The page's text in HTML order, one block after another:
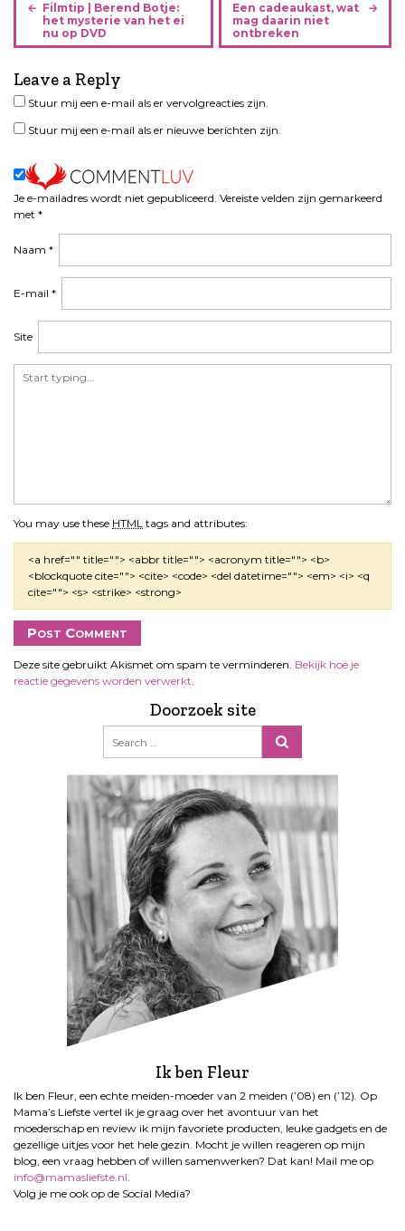
r
c
h
t
v
i
g
a
e
Filmtip | Berend Botje:
het mysterie van het ei
nu op DVD
Een cadeaukast, wat
mag daarin niet
ontbreken
Leave a Reply
Je e-mailadres wordt niet gepubliceerd. Vereiste velden zijn gemarkeerd
met *
You may use these HTML tags and attributes:
<a href="" title=""> <abbr title=""> <acronym title=""> <b>
<blockquote cite=""> <cite> <code> <del datetime=""> <em> <i> <q
cite=""> <s> <strike> <strong>
Naam *
E-mail *
Site
Stuur mij een e-mail als er vervolgreacties zijn.
Stuur mij een e-mail als er nieuwe berichten zijn.
Deze site gebruikt Akismet om spam te verminderen. Bekijk hoe je
reactie gegevens worden verwerkt.
Doorzoek site
Ik ben Fleur
Ik ben Fleur, een echte meiden-moeder van 2 meiden (’08) en (’12). Op
Mama’s Liefste vertel ik je graag over het avontuur van het
moederschap en review ik mijn favoriete producten, leuke gadgets en de
gezellige uitjes voor het hele gezin. Mocht je willen reageren op mijn
blog, een vraag hebben of willen samenwerken? Dat kan! Mail me op
info@mamasliefste.nl.
Volg je me ook op de Social Media?